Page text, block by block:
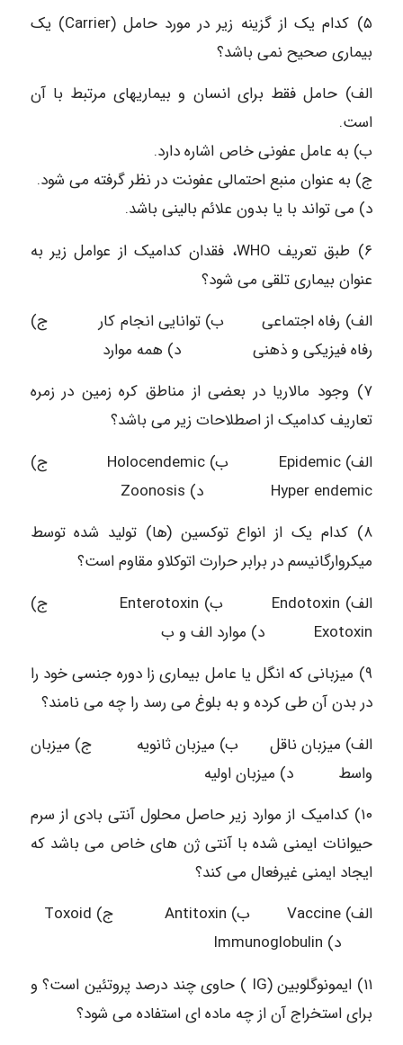
۵) کدام یک از گزینه زیر در مورد حامل (Carrier) یک
بیماری صحیح نمی باشد؟
الف) حامل فقط برای انسان و بیماریهای مرتبط با آن
است.
ب) به عامل عفونی خاص اشاره دارد.
ج) به عنوان منبع احتمالی عفونت در نظر گرفته می شود.
د) می تواند با یا بدون علائم بالینی باشد.
۶) طبق تعریف WHO، فقدان کدامیک از عوامل زیر به
عنوان بیماری تلقی می شود؟
الف) رفاه اجتماعی ب) توانایی انجام کار ج)
رفاه فیزیکی و ذهنی د) همه موارد
۷) وجود مالاریا در بعضی از مناطق کره زمین در زمره
تعاریف کدامیک از اصطلاحات زیر می باشد؟
الف) Epidemic ب) Holocendemic ج)
Hyper endemic د) Zoonosis
۸) کدام یک از انواع توکسین (ها) تولید شده توسط
میکروارگانیسم در برابر حرارت اتوکلاو مقاوم است؟
الف) Endotoxin ب) Enterotoxin ج)
Exotoxin د) موارد الف و ب
۹) میزبانی که انگل یا عامل بیماری زا دوره جنسی خود را
در بدن آن طی کرده و به بلوغ می رسد را چه می نامند؟
الف) میزبان ناقل ب) میزبان ثانویه ج) میزبان
واسط د) میزبان اولیه
۱۰) کدامیک از موارد زیر حاصل محلول آنتی بادی از سرم
حیوانات ایمنی شده با آنتی ژن های خاص می باشد که
ایجاد ایمنی غیرفعال می کند؟
د) Immunoglobulin
۱۱) ایمونوگلوبین (IG ) حاوی چند درصد پروتئین است؟ و
برای استخراج آن از چه ماده ای استفاده می شود؟